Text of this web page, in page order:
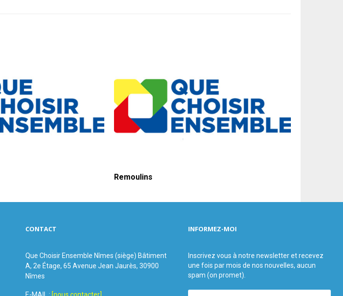
Remoulins
CONTACT
Que Choisir Ensemble Nîmes (siège) Bâtiment
A, 2e Étage, 65 Avenue Jean Jaurès, 30900
Nîmes
E-MAIL : [nous contacter]
INFORMEZ-MOI
Inscrivez vous à notre newsletter et recevez
une fois par mois de nos nouvelles, aucun
spam (on promet).